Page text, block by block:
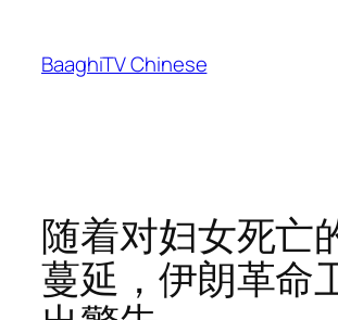
content
BaaghiTV Chinese
随着对妇女死亡
蔓延，伊朗革命